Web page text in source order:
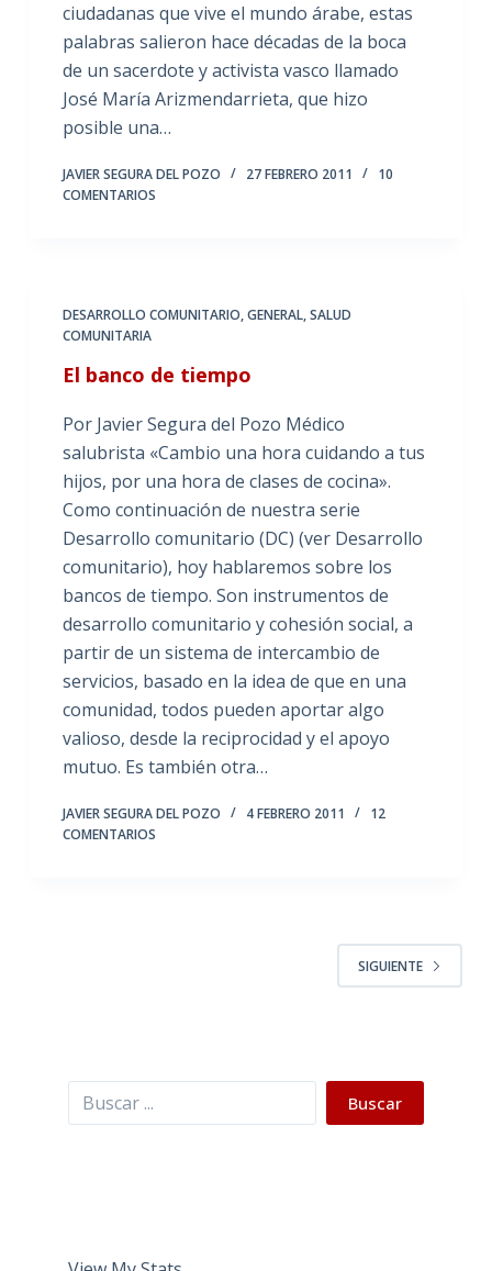
ciudadanas que vive el mundo árabe, estas
palabras salieron hace décadas de la boca
de un sacerdote y activista vasco llamado
José María Arizmendarrieta, que hizo
posible una…
JAVIER SEGURA DEL POZO 27 FEBRERO 2011
10
COMENTARIOS
DESARROLLO COMUNITARIO,GENERAL,SALUD
COMUNITARIA
El banco de tiempo
Por Javier Segura del Pozo Médico
salubrista «Cambio una hora cuidando a tus
hijos, por una hora de clases de cocina».
Como continuación de nuestra serie
Desarrollo comunitario (DC) (ver Desarrollo
comunitario), hoy hablaremos sobre los
bancos de tiempo. Son instrumentos de
desarrollo comunitario y cohesión social, a
partir de un sistema de intercambio de
servicios, basado en la idea de que en una
comunidad, todos pueden aportar algo
valioso, desde la reciprocidad y el apoyo
mutuo. Es también otra…
JAVIER SEGURA DEL POZO 4 FEBRERO 2011
12
COMENTARIOS
SIGUIENTE
Buscar Buscar